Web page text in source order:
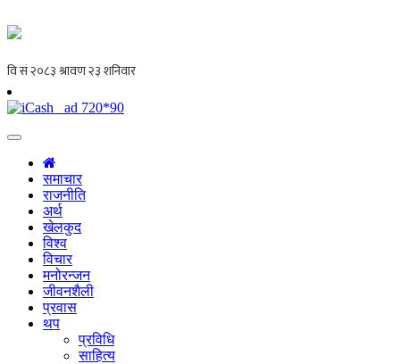
समाचार
राजनीति
अर्थ
खेलकुद
विश्व
विचार
मनोरन्जन
जीवनशैली
प्रवास
थप
प्रविधि
साहित्य